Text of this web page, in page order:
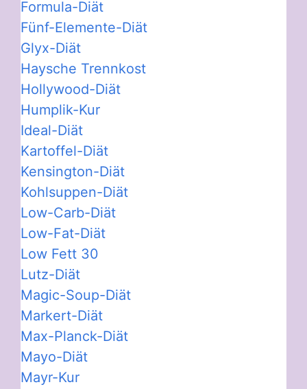
Formula-Diät
Fünf-Elemente-Diät
Glyx-Diät
Haysche Trennkost
Hollywood-Diät
Humplik-Kur
Ideal-Diät
Kartoffel-Diät
Kensington-Diät
Kohlsuppen-Diät
Low-Carb-Diät
Low-Fat-Diät
Low Fett 30
Lutz-Diät
Magic-Soup-Diät
Markert-Diät
Max-Planck-Diät
Mayo-Diät
Mayr-Kur